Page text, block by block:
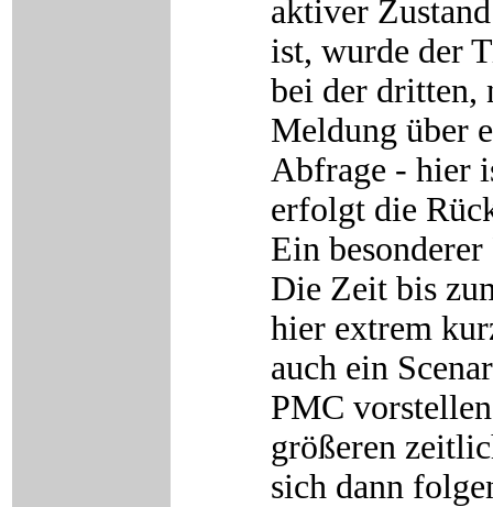
aktiver
ist, wurde der
bei der dritten,
Meldung über
Abfrage - hier
erfolgt die
Ein
Die Zeit bis
hier extrem
auch ein
PMC
größeren
sich dann